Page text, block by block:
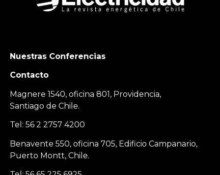
Nuestras Conferencias
Contacto
Magnere 1540, oficina 801, Providencia,
Santiago de Chile.
Tel: 56 2 2757 4200
Benavente 550, oficina 705, Edificio Campanario,
Puerto Montt, Chile.